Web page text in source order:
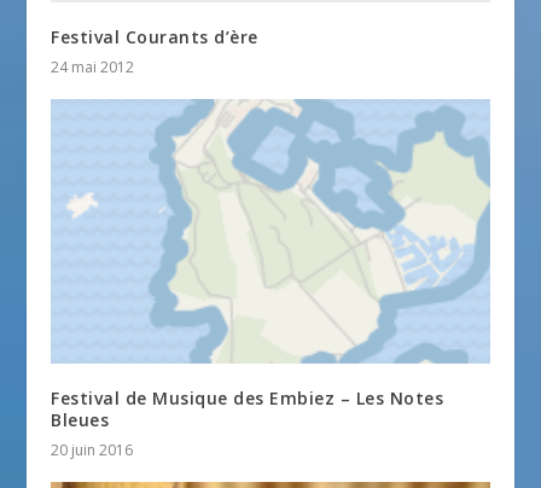
Festival Courants d’ère
24 mai 2012
Festival de Musique des Embiez – Les Notes
Bleues
20 juin 2016